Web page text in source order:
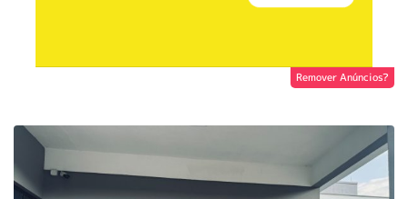
Remover Anúncios?